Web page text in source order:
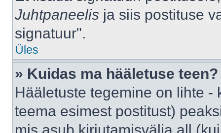
Juhtpaneelis ja siis postituse
signatuur".
Üles
» Kuidas ma hääletuse teen?
Hääletuste tegemine on lihte
teema esimest postitust)